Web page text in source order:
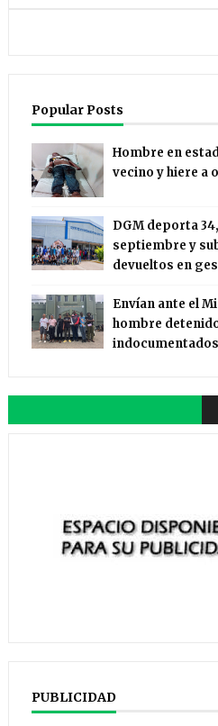
Popular Posts
Hombre en
vecino y hiere a
DGM deporta
septiembre y
devueltos en
Envían ante el
hombre
PUBLICIDAD